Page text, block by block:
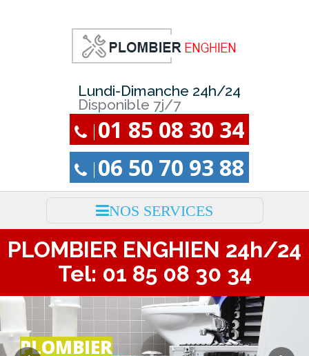
Lundi-Dimanche 24h/24
Disponible 7j/7
01 85 08 30 34
06 50 70 93 88
NOS SERVICES
PLOMBIER ENGHIEN 24h/24
Tel: 01 85 08 30 34
PLOMBIER